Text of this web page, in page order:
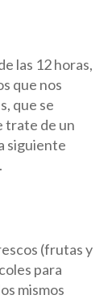
las 12 horas,
que nos
que se
trate de un
siguiente
(frutas y
para
mismos